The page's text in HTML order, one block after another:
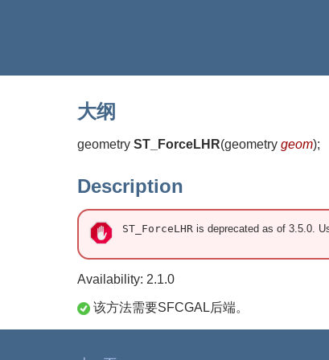
大纲
geometry ST_ForceLHR(geometry geom);
Description
ST_ForceLHR is deprecated as of 3.5.0.
Availability: 2.1.0
该方法需要SFCGAL后端。